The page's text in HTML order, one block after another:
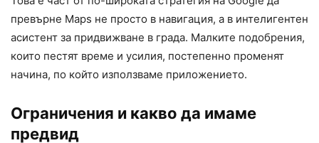
превърне Maps не просто в навигация, а в интелигентен
асистент за придвижване в града. Малките подобрения,
които пестят време и усилия, постепенно променят
начина, по който използваме приложението.
Ограничения и какво да имаме
предвид